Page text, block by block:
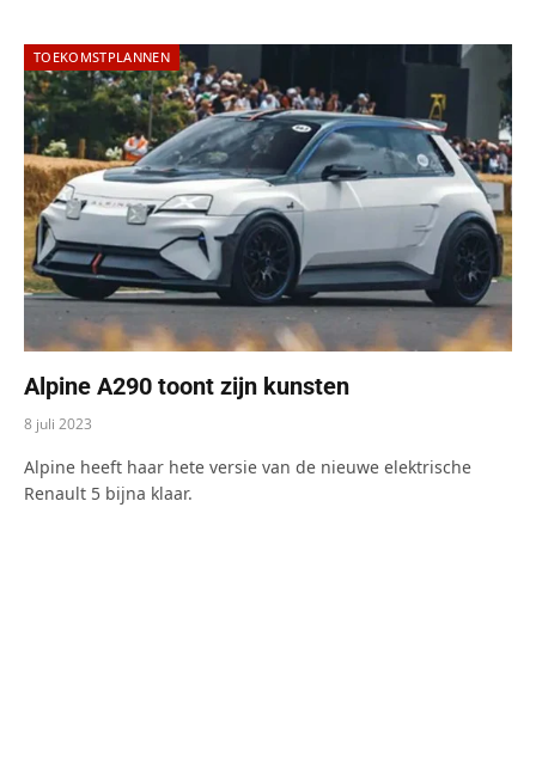
TOEKOMSTPLANNEN
Alpine A290 toont zijn kunsten
8 juli 2023
Alpine heeft haar hete versie van de nieuwe elektrische
Renault 5 bijna klaar.